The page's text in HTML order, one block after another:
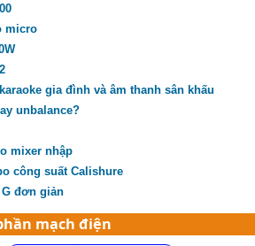
micro
gia đình và âm thanh sân khấu
unbalance?
mixer nhập
công suất Calishure
G đơn giản
mạch điện